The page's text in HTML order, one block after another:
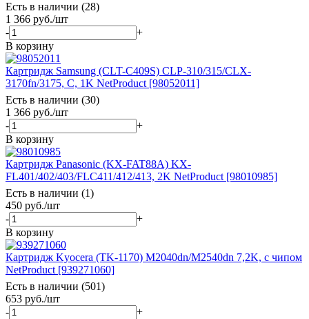
Есть в наличии (28)
1 366 руб./шт
-
+
В корзину
Картридж Samsung (CLT-C409S) CLP-310/315/CLX-
3170fn/3175, C, 1K NetProduct [98052011]
Есть в наличии (30)
1 366 руб./шт
-
+
В корзину
Картридж Panasonic (KX-FAT88A) KX-
FL401/402/403/FLC411/412/413, 2K NetProduct [98010985]
Есть в наличии (1)
450 руб./шт
-
+
В корзину
Картридж Kyocera (TK-1170) M2040dn/M2540dn 7,2K, с чипом
NetProduct [939271060]
Есть в наличии (501)
653 руб./шт
-
+